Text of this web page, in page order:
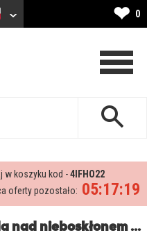
❤ 0
w koszyku kod -4IFHO22
05:17:18
oferty pozostało:
nad nieboskłonem ...